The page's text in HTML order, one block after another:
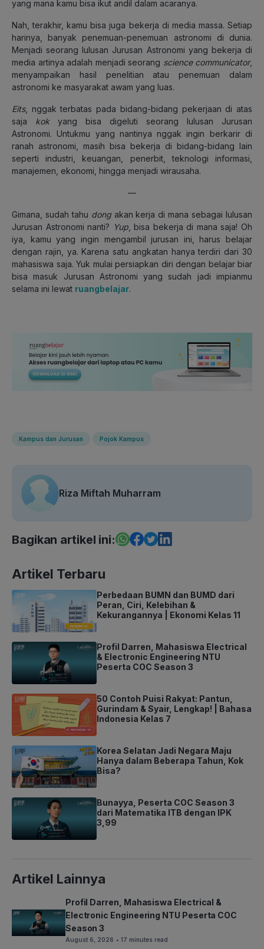
yang mana kamu bisa ikut andil dalam acaranya.
Nah, terakhir, kamu bisa juga bekerja di media massa. Setiap
harinya, banyak penemuan-penemuan astronomi di dunia.
Menjadi seorang lulusan Jurusan Astronomi yang bekerja di
media artinya adalah menjadi seorang science communicator,
menyampaikan hasil penelitian atau penemuan dalam
astronomi ke masyarakat awam yang luas.
Eits, nggak terbatas pada bidang-bidang pekerjaan di atas
saja kokyang bisa digeluti seorang lulusan Jurusan
Astronomi. Untukmu yang nantinya nggak ingin berkarir di
ranah astronomi, masih bisa bekerja di bidang-bidang lain
seperti industri, keuangan, penerbit, teknologi informasi,
manajemen, ekonomi, hingga menjadi wirausaha.
—
Gimana, sudah tahu dongakan kerja di mana sebagai lulusan
Jurusan Astronomi nanti? Yup, bisa bekerja di mana saja! Oh
iya, kamu yang ingin mengambil jurusan ini, harus belajar
dengan rajin, ya. Karena satu angkatan hanya terdiri dari 30
mahasiswa saja. Yuk mulai persiapkan diri dengan belajar biar
bisa masuk Jurusan Astronomi yang sudah jadi impianmu
selama ini lewat ruangbelajar.
Kampus dan Jurusan Pojok Kampus
Riza Miftah Muharram
Bagikan artikel ini:
Artikel Terbaru
Perbedaan BUMN dan BUMD dari
Peran, Ciri, Kelebihan &
Kekurangannya | Ekonomi Kelas 11
Profil Darren, Mahasiswa Electrical
& Electronic Engineering NTU
Peserta COC Season 3
50 Contoh Puisi Rakyat: Pantun,
Gurindam & Syair, Lengkap! | Bahasa
Indonesia Kelas 7
Korea Selatan Jadi Negara Maju
Hanya dalam Beberapa Tahun, Kok
Bisa?
Bunayya, Peserta COC Season 3
dari Matematika ITB dengan IPK
3,99
Artikel Lainnya
Profil Darren, Mahasiswa Electrical &
Electronic Engineering NTU Peserta COC
Season 3
August 6, 2026 • 17 minutes read